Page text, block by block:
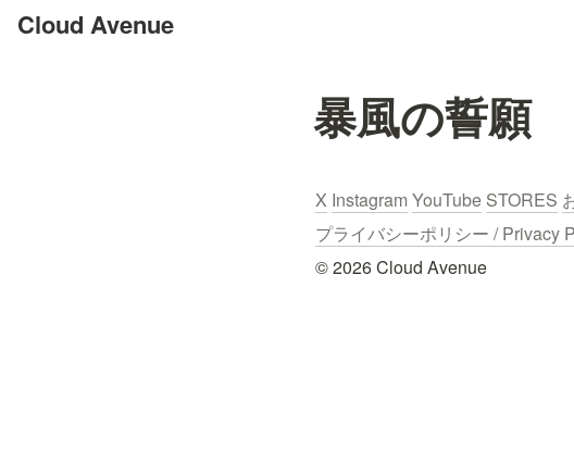
Cloud Avenue
暴風の誓願
X Instagram YouTube STORES
プライバシーポリシー / Privacy
© 2026 Cloud Avenue